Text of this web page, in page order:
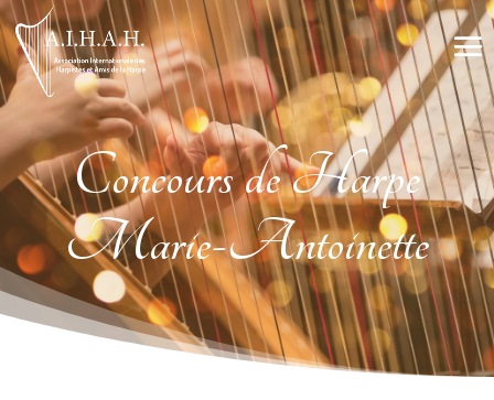
Concours de Harpe
Marie-Antoinette